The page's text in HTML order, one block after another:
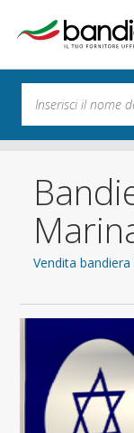
Vendita bandiera